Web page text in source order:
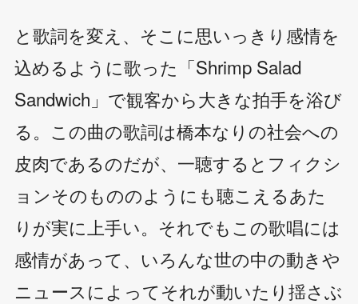
と歌詞を変え、そこに思いっきり感情を
込めるように歌った「Shrimp Salad
Sandwich」で観客から大きな拍手を浴び
る。この曲の歌詞は橋本なりの社会への
皮肉であるのだが、一聴するとフィクシ
ョンそのもののようにも聴こえるあた
りが実に上手い。それでもこの歌唱には
感情があって、いろんな世の中の動きや
ニュースによってそれが動いたり揺さぶ